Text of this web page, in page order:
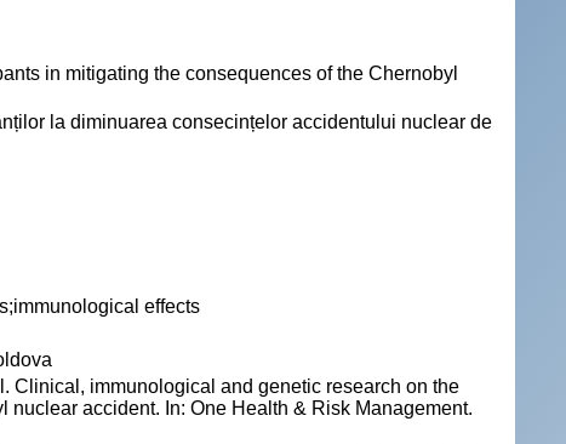
in mitigating the consequences of the Chernobyl
la diminuarea consecințelor accidentului nuclear de
effects
Clinical, immunological and genetic research on the
accident. In: One Health & Risk Management.